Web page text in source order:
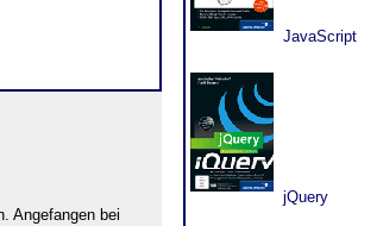
Angefangen bei
JavaScript
jQuery